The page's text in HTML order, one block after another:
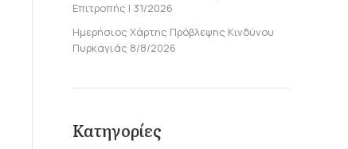
Επιτροπής | 31/2026
Ημερήσιος Χάρτης Πρόβλεψης Κινδύνου
Πυρκαγιάς 8/8/2026
Κατηγορίες